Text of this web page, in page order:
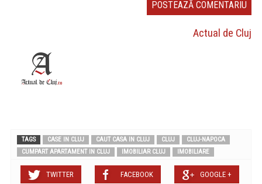
Actual de Cluj
TAGS CASE IN CLUJ CAUT CASA IN CLUJ CLUJ
CLUJ-NAPOCA
CUMPART APARTAMENT IN CLUJ
IMOBILIAR CLUJ IMOBILIARE
TWITTER FACEBOOK GOOGLE +